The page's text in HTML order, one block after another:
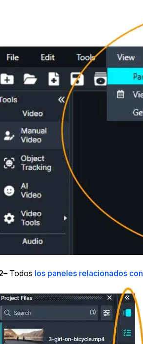
– Todos los paneles relacionados con